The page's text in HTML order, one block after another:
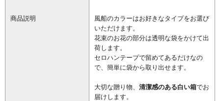
商品説明
風船のカラーはお好きなタイプをお選び
いただけます。
花束のお花の部分は透明な袋をかけて出
荷します。
セロハンテープで留めてあるだけなの
で、簡単に袋から取り出せます。
大切な贈り物、 清潔感のある白い箱でお
届けします。